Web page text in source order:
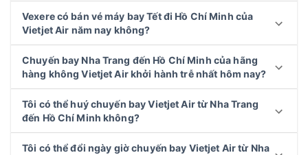
Vexere có bán vé máy bay Tết đi Hồ Chí Minh của
Vietjet Air năm nay không?
Chuyến bay Nha Trang đến Hồ Chí Minh của hãng
hàng không Vietjet Air khởi hành trễ nhất hôm nay?
Tôi có thể huý chuyến bay Vietjet Air từ Nha Trang
đến Hồ Chí Minh không?
Tôi có thể đổi ngày giờ chuyến bay Vietjet Air từ Nha